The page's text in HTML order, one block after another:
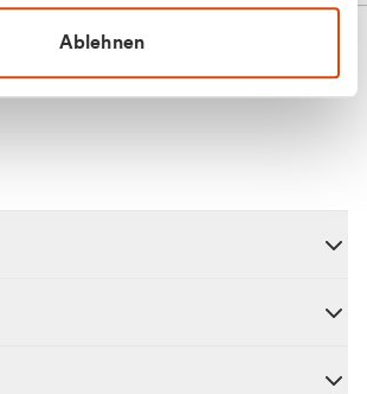
Ablehnen